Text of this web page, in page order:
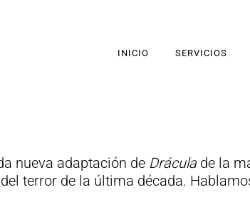
INICIO SERVICIOS
nueva adaptación de Dráculade la
terror de la última década.